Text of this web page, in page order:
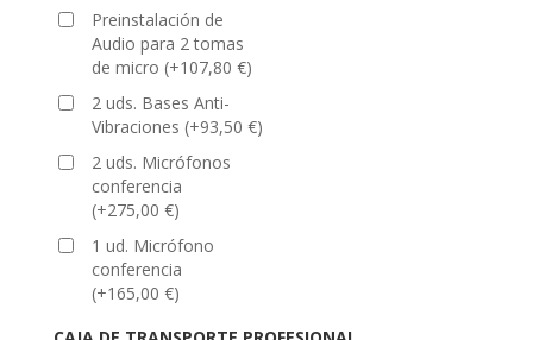
Preinstalación de
Audio para 2 tomas
de micro (+107,80 €)
2 uds. Bases Anti-
Vibraciones (+93,50 €)
2 uds. Micrófonos
conferencia
(+275,00 €)
1 ud. Micrófono
conferencia
(+165,00 €)